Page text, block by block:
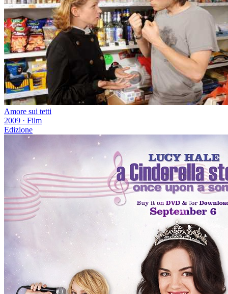
Amore sui tetti
2009 · Film
Edizione